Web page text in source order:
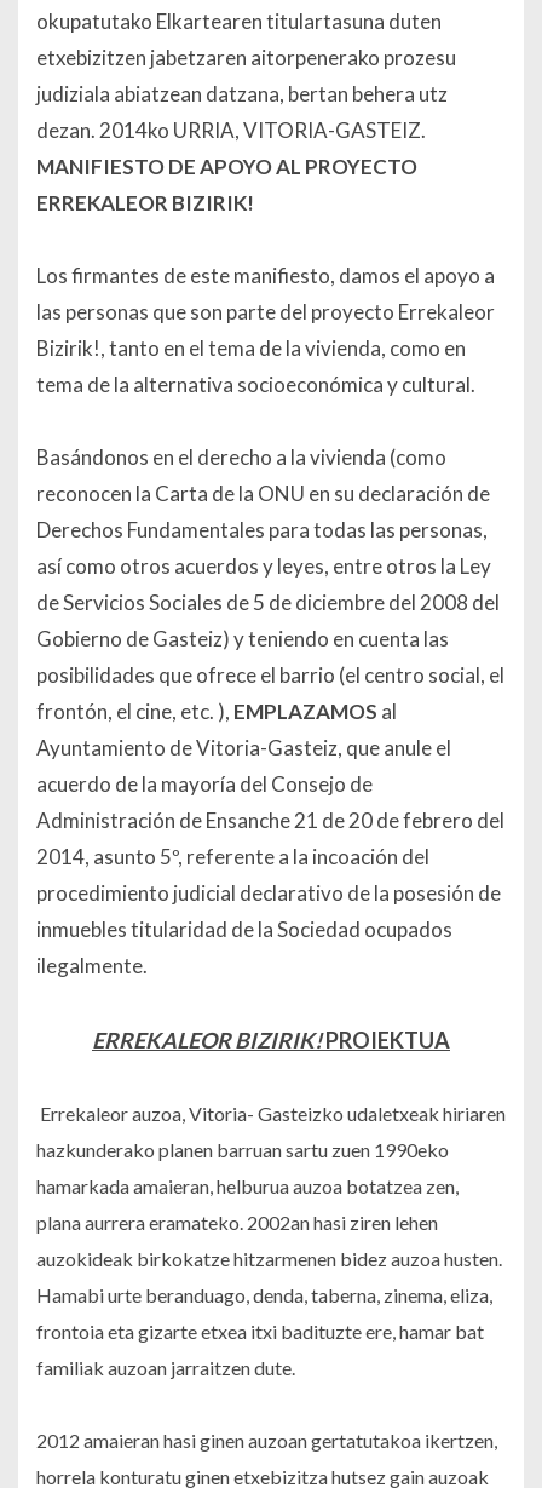
okupatutako Elkartearen titulartasuna duten
etxebizitzen jabetzaren aitorpenerako prozesu
judiziala abiatzean datzana, bertan behera utz
dezan. 2014ko URRIA, VITORIA-GASTEIZ.
MANIFIESTO DE APOYO AL PROYECTO
ERREKALEOR BIZIRIK!
Los firmantes de este manifiesto, damos el apoyo a
las personas que son parte del proyecto Errekaleor
Bizirik!, tanto en el tema de la vivienda, como en
tema de la alternativa socioeconómica y cultural.
Basándonos en el derecho a la vivienda (como
reconocen la Carta de la ONU en su declaración de
Derechos Fundamentales para todas las personas,
así como otros acuerdos y leyes, entre otros la Ley
de Servicios Sociales de 5 de diciembre del 2008 del
Gobierno de Gasteiz) y teniendo en cuenta las
posibilidades que ofrece el barrio (el centro social, el
frontón, el cine, etc. ), EMPLAZAMOS al
Ayuntamiento de Vitoria-Gasteiz, que anule el
acuerdo de la mayoría del Consejo de
Administración de Ensanche 21 de 20 de febrero del
2014, asunto 5º, referente a la incoación del
procedimiento judicial declarativo de la posesión de
inmuebles titularidad de la Sociedad ocupados
ilegalmente.
ERREKALEOR BIZIRIK!PROIEKTUA
Errekaleor auzoa, Vitoria- Gasteizko udaletxeak hiriaren
hazkunderako planen barruan sartu zuen 1990eko
hamarkada amaieran, helburua auzoa botatzea zen,
plana aurrera eramateko. 2002an hasi ziren lehen
auzokideak birkokatze hitzarmenen bidez auzoa husten.
Hamabi urte beranduago, denda, taberna, zinema, eliza,
frontoia eta gizarte etxea itxi badituzte ere, hamar bat
familiak auzoan jarraitzen dute.
2012 amaieran hasi ginen auzoan gertatutakoa ikertzen,
horrela konturatu ginen etxebizitza hutsez gain auzoak